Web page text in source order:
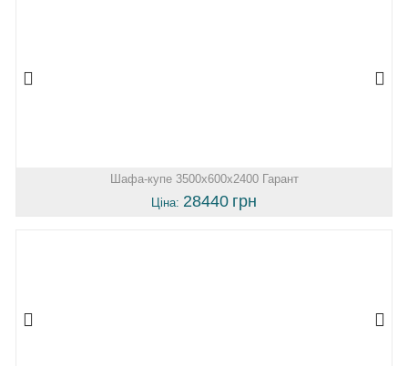
Шафа-купе 3500х600х2400 Гарант
Ціна: 28440 грн